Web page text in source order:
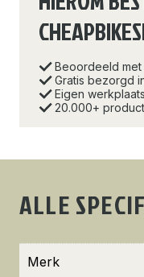
Beoordeeld
Gratis bezorgd
Eigen
20.000+
ALLE
Merk